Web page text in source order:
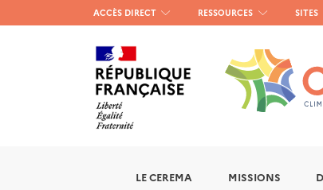
Menu
haut
gauche
ACCÈS DIRECT RESSOURCES SITES
LE CEREMA MISSIONS